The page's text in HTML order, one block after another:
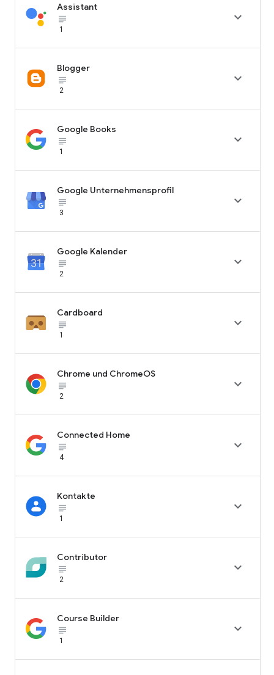
Assistant
subject_black
1

Blogger
subject_black
2

Google Books
subject_black
1

Google Unternehmensprofil
subject_black
3

Google Kalender
subject_black
2

Cardboard
subject_black
1

Chrome und ChromeOS
subject_black
2

Connected Home
subject_black
4

Kontakte
subject_black
1

Contributor
subject_black
2

Course Builder
subject_black
1
